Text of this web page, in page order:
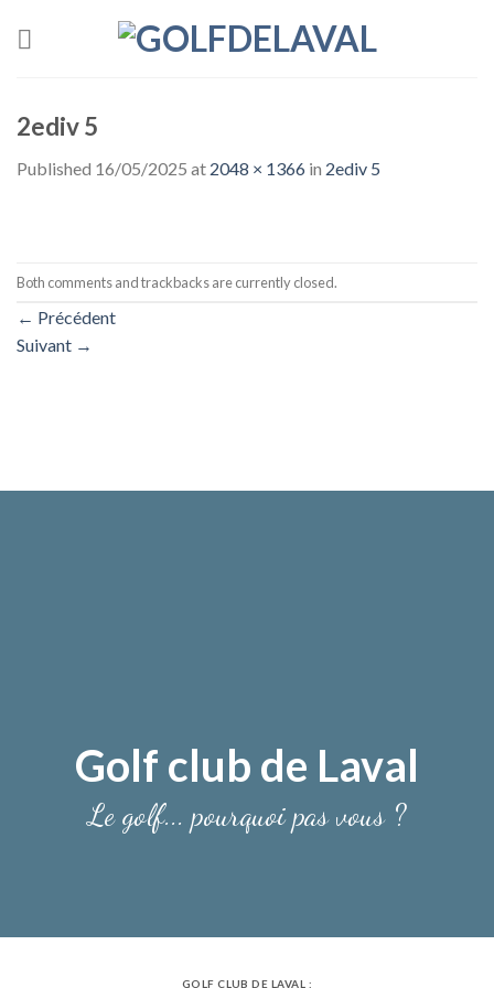
2ediv 5
Published 16/05/2025 at 2048 × 1366 in 2ediv 5
Both comments and trackbacks are currently closed.
← Précédent
Suivant →
Golf club de Laval
Le golf... pourquoi pas vous ?
GOLF CLUB DE LAVAL :